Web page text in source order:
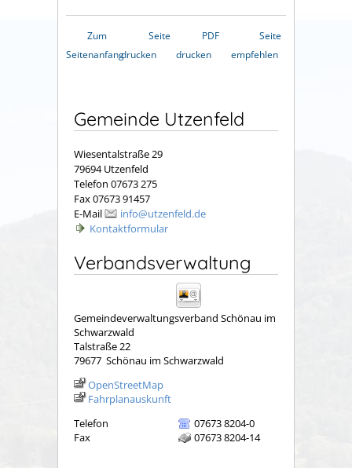
Zum
Seitenanfang
Seite
drucken
PDF
drucken
Seite
empfehlen
Gemeinde Utzenfeld
Wiesentalstraße 29
79694 Utzenfeld
Telefon 07673 275
Fax 07673 91457
E-Mail
info@utzenfeld.de
Kontaktformular
Verbandsverwaltung
Gemeindeverwaltungsverband Schönau im
Schwarzwald
Talstraße 22
79677 Schönau im Schwarzwald
OpenStreetMap
Fahrplanauskunft
Telefon
07673 8204-0
Fax
07673 8204-14